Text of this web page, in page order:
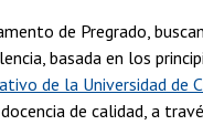
Funcionarias/os
Egresadas/os
de Pregrado,
basada en los
de la Universidad de
de calidad, a